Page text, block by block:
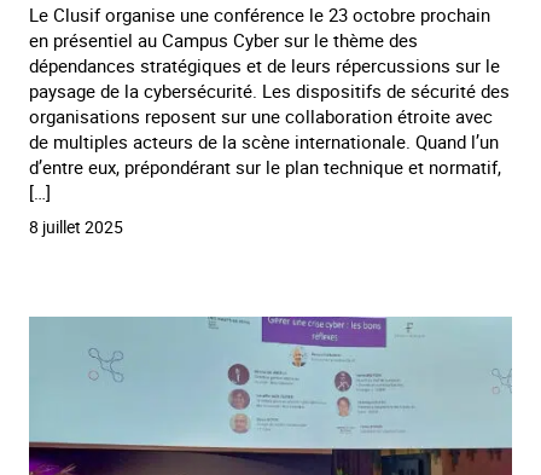
Le Clusif organise une conférence le 23 octobre prochain
en présentiel au Campus Cyber sur le thème des
dépendances stratégiques et de leurs répercussions sur le
paysage de la cybersécurité. Les dispositifs de sécurité des
organisations reposent sur une collaboration étroite avec
de multiples acteurs de la scène internationale. Quand l’un
d’entre eux, prépondérant sur le plan technique et normatif,
[…]
8 juillet 2025